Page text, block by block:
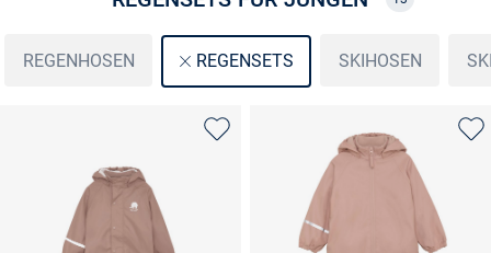
REGENHOSEN REGENSETS SKIHOSEN